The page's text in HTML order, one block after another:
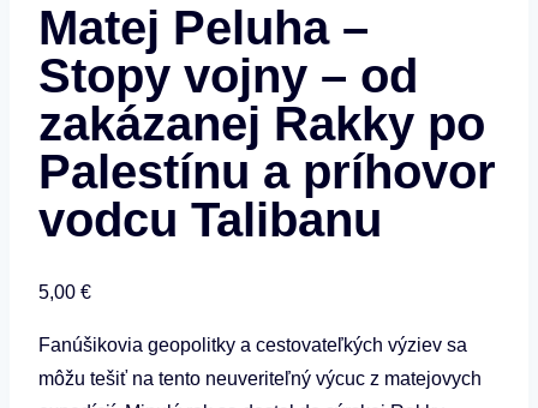
Matej Peluha –
Stopy vojny – od
zakázanej Rakky po
Palestínu a príhovor
vodcu Talibanu
5,00 €
Fanúšikovia geopolitky a cestovateľkých výziev sa
môžu tešiť na tento neuveriteľný výcuc z matejovych